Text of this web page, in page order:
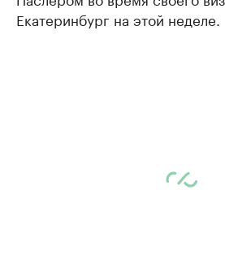
Екатеринбург на этой неделе.